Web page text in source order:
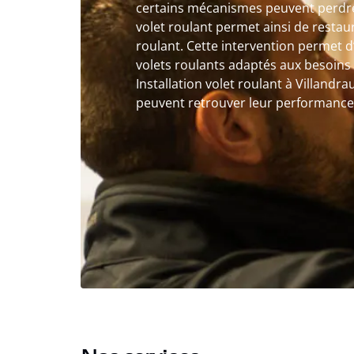
certains mécanismes peuvent
volet roulant permet ainsi de
roulant. Cette intervention permet
volets roulants adaptés aux
Installation volet roulant à
peuvent retrouver leur